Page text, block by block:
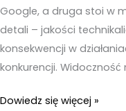
Google, a druga stoi w
detali – jakości
konsekwencji w
konkurencji. Widoczność
Pozycjonowanie
Dowiedz się więcej »